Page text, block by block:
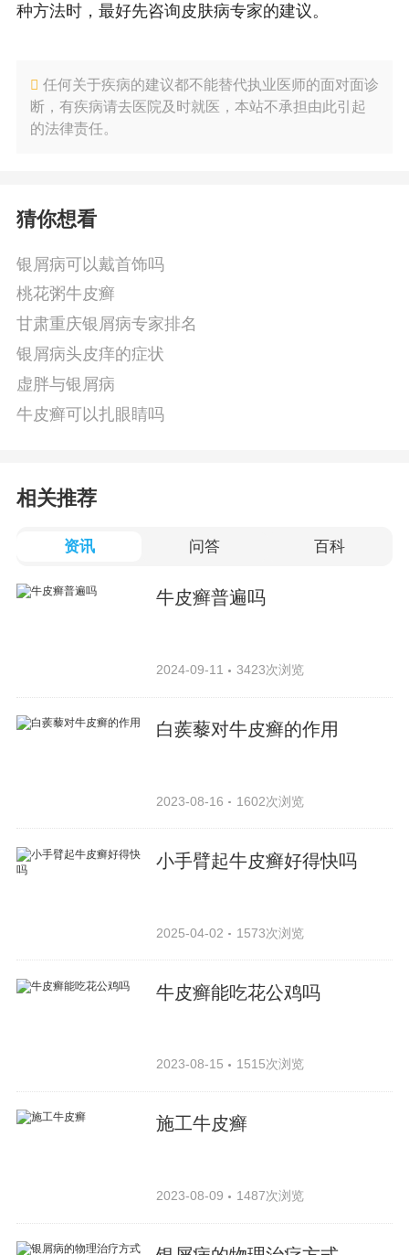
种方法时，最好先咨询皮肤病专家的建议。
任何关于疾病的建议都不能替代执业医师的面对面诊
断，有疾病请去医院及时就医，本站不承担由此引起
的法律责任。
猜你想看
银屑病可以戴首饰吗
桃花粥牛皮癣
甘肃重庆银屑病专家排名
银屑病头皮痒的症状
虚胖与银屑病
牛皮癣可以扎眼睛吗
相关推荐
资讯 问答 百科
牛皮癣普遍吗
2024-09-11 3423次浏览
白蒺藜对牛皮癣的作用
2023-08-16 1602次浏览
小手臂起牛皮癣好得快吗
2025-04-02 1573次浏览
牛皮癣能吃花公鸡吗
2023-08-15 1515次浏览
施工牛皮癣
2023-08-09 1487次浏览